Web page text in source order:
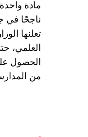
مادة
ناجحًا في
تعلنها
العلمي،
الحصول
من